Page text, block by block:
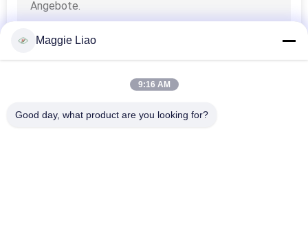
Maggie Liao
9:16 AM
Good day, what product are you looking for?